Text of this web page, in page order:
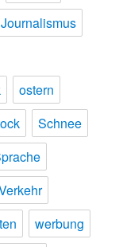
Journalismus
ostern
Schnee
werbung